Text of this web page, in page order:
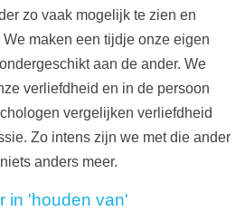
zo vaak mogelijk te zien en
maken een tijdje onze eigen
aan de ander. We
verliefdheid en in de persoon
vergelijken verliefdheid
Zo intens zijn we met die ander
anders meer.
in 'houden van'